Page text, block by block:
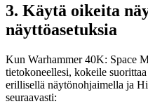
3. Käytä oikeita
näyttöasetuksia
Kun Warhammer 40K: Space
tietokoneellesi, kokeile
erillisellä näytönohjaimella ja
seuraavasti: